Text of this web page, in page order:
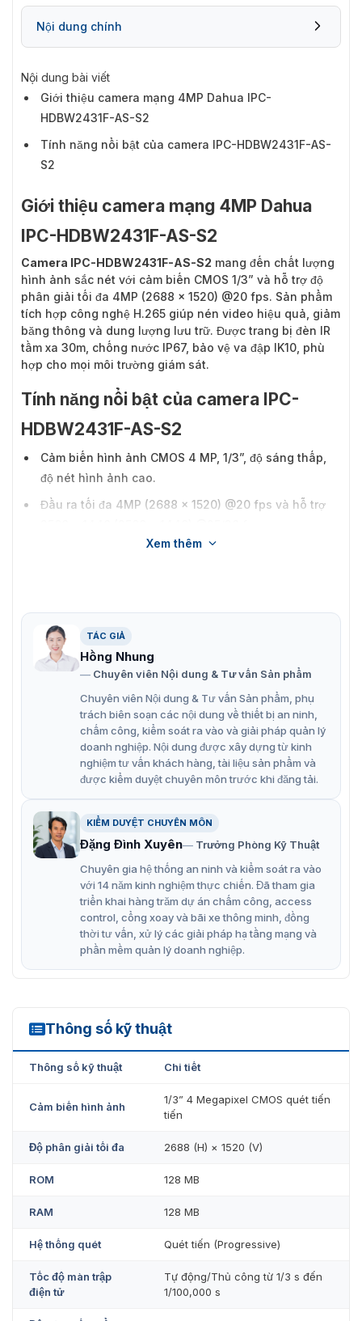
Nội dung chính
Nội dung bài viết
Giới thiệu camera mạng 4MP Dahua IPC-
HDBW2431F-AS-S2
Tính năng nổi bật của camera IPC-HDBW2431F-AS-
S2
Giới thiệu camera mạng 4MP Dahua
IPC-HDBW2431F-AS-S2
Camera IPC-HDBW2431F-AS-S2 mang đến chất lượng
hình ảnh sắc nét với cảm biến CMOS 1/3” và hỗ trợ độ
phân giải tối đa 4MP (2688 × 1520) @20 fps. Sản phẩm
tích hợp công nghệ H.265 giúp nén video hiệu quả, giảm
băng thông và dung lượng lưu trữ. Được trang bị đèn IR
tầm xa 30m, chống nước IP67, bảo vệ va đập IK10, phù
hợp cho mọi môi trường giám sát.
Tính năng nổi bật của camera IPC-
HDBW2431F-AS-S2
Cảm biến hình ảnh CMOS 4 MP, 1/3”, độ sáng thấp,
độ nét hình ảnh cao.
Đầu ra tối đa 4MP (2688 × 1520) @20 fps và hỗ trợ
Bộ giải mã H.265, tỷ lệ nén cao, tốc độ bit cực thấp.
RoI, SMART H.264+/H.265+, mã hóa linh hoạt, áp
dụng cho nhiều môi trường băng thông và lưu trữ
khác nhau.
Chế độ xoay, WDR, 3D NR, HLC, BLC, hình mờ kỹ thuật
số, áp dụng cho nhiều cảnh giám sát khác nhau.
Phát hiện thông minh: Xâm nhập, dây bẫy.
Phát hiện bất thường: Phát hiện chuyển động, giả
mạo video, phát hiện âm thanh, không có thẻ SD, thẻ
truy cập bất hợp pháp, phát hiện điện áp.
Báo động: 1 vào, 1 ra; âm thanh: 1 vào, 1 ra; Mic tích
hợp; hỗ trợ thẻ Micro SD tối đa 256 GB.
Nguồn điện 12V DC/PoE.
Tiêu chuẩn bảo vệ IP67, IK10.
Xem thêm
TÁC GIẢ
Hồng Nhung
Chuyên viên Nội dung & Tư vấn Sản phẩm
Chuyên viên Nội dung & Tư vấn Sản phẩm, phụ
trách biên soạn các nội dung về thiết bị an ninh,
chấm công, kiểm soát ra vào và giải pháp quản lý
doanh nghiệp. Nội dung được xây dựng từ kinh
nghiệm tư vấn khách hàng, tài liệu sản phẩm và
được kiểm duyệt chuyên môn trước khi đăng tải.
KIỂM DUYỆT CHUYÊN MÔN
Đặng Đình Xuyên
Trưởng Phòng Kỹ Thuật
Chuyên gia hệ thống an ninh và kiểm soát ra vào
với 14 năm kinh nghiệm thực chiến. Đã tham gia
triển khai hàng trăm dự án chấm công, access
control, cổng xoay và bãi xe thông minh, đồng
thời tư vấn, xử lý các giải pháp hạ tầng mạng và
phần mềm quản lý doanh nghiệp.
Thông số kỹ thuật
IPC-HDBW2431F-AS-S2
Thông số kỹ thuật Chi tiết
Cảm biến hình ảnh
1/3” 4 Megapixel CMOS quét tiến
tiến
Độ phân giải tối đa 2688 (H) × 1520 (V)
ROM 128 MB
RAM 128 MB
Hệ thống quét Quét tiến (Progressive)
Tốc độ màn trập
điện tử
Tự động/Thủ công từ 1/3 s đến
1/100,000 s